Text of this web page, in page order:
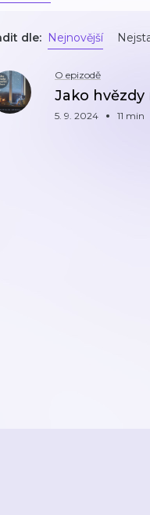
dle: Nejnovější
O epizodě
Jako
5. 9. 2024 11 min